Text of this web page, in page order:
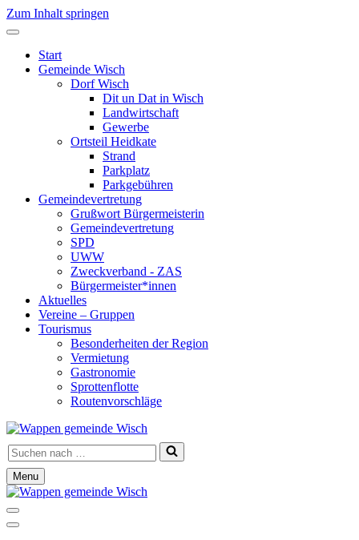
Zum Inhalt springen
Start
Gemeinde Wisch
Dorf Wisch
Dit un Dat in Wisch
Landwirtschaft
Gewerbe
Ortsteil Heidkate
Strand
Parkplatz
Parkgebühren
Gemeindevertretung
Grußwort Bürgermeisterin
Gemeindevertretung
SPD
UWW
Zweckverband - ZAS
Bürgermeister*innen
Aktuelles
Vereine – Gruppen
Tourismus
Besonderheiten der Region
Vermietung
Gastronomie
Sprottenflotte
Routenvorschläge
Suchen
nach …
Menu
Navigationsmenü
Navigationsmenü